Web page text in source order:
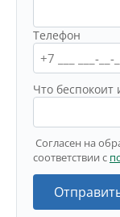
Телефон
Что беспокоит
Согласен на
соответствии с